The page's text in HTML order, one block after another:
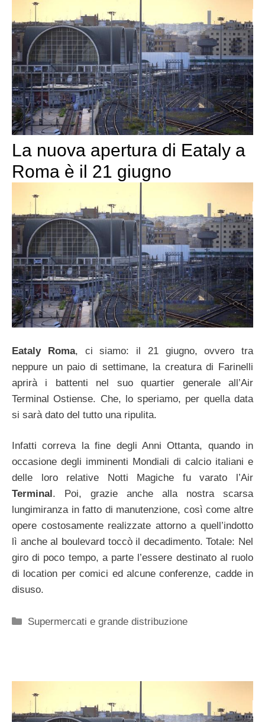
La nuova apertura di Eataly a
Roma è il 21 giugno
Eataly Roma, ci siamo: il 21 giugno, ovvero tra
neppure un paio di settimane, la creatura di Farinelli
aprirà i battenti nel suo quartier generale all’Air
Terminal Ostiense. Che, lo speriamo, per quella data
si sarà dato del tutto una ripulita.
Infatti correva la fine degli Anni Ottanta, quando in
occasione degli imminenti Mondiali di calcio italiani e
delle loro relative Notti Magiche fu varato l’Air
Terminal . Poi, grazie anche alla nostra scarsa
lungimiranza in fatto di manutenzione, così come altre
opere costosamente realizzate attorno a quell’indotto
lì anche al boulevard toccò il decadimento. Totale: Nel
giro di poco tempo, a parte l’essere destinato al ruolo
di location per comici ed alcune conferenze, cadde in
disuso.
Categorie
Supermercati e grande distribuzione